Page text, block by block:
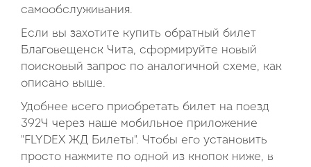
самообслуживания.
Если вы захотите купить обратный билет
Благовещенск Чита, сформируйте новый
поисковый запрос по аналогичной схеме, как
описано выше.
Удобнее всего приобретать билет на поезд
392Ч через наше мобильное приложение
"FLYDEX ЖД Билеты". Чтобы его установить
просто нажмите по одной из кнопок ниже, в